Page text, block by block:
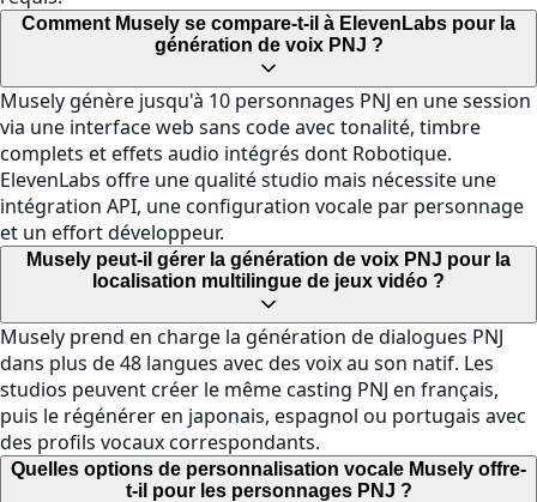
Comment Musely se compare-t-il à ElevenLabs pour la
génération de voix PNJ ?
Musely génère jusqu'à 10 personnages PNJ en une session
via une interface web sans code avec tonalité, timbre
complets et effets audio intégrés dont Robotique.
ElevenLabs offre une qualité studio mais nécessite une
intégration API, une configuration vocale par personnage
et un effort développeur.
Musely peut-il gérer la génération de voix PNJ pour la
localisation multilingue de jeux vidéo ?
Musely prend en charge la génération de dialogues PNJ
dans plus de 48 langues avec des voix au son natif. Les
studios peuvent créer le même casting PNJ en français,
puis le régénérer en japonais, espagnol ou portugais avec
des profils vocaux correspondants.
Quelles options de personnalisation vocale Musely offre-
t-il pour les personnages PNJ ?